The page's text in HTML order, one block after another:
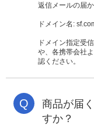
返信メールの届
ドメイン名:
ドメイン指定受
や、各携帯会社
認ください。
Q
商品が届
すか？